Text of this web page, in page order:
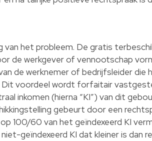
van het probleem. De gratis
de werkgever of vennootschap
de werknemer of bedrijfsleider die
Dit voordeel wordt forfaitair
inkomen (hierna “KI”) van dit
gebeurt door een
100/60 van het geïndexeerd KI
geïndexeerd KI dat kleiner is dan